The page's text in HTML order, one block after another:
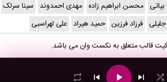
بیاتی محسن ابراهیم زاده مهدی احمدوند سینا سرلک
فرزاد فرزین حمید هیراد علی لهراسبی
قالب متعلق بهنکست وانمی باشد.